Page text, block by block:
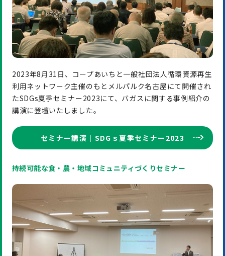
2023年8月31日、コープあいちと一般社団法人循環資源再生
利用ネットワーク主催のもとメルパルク名古屋にて開催され
たSDGs夏季セミナー2023にて、バガスに関する事例紹介の
講演に登壇いたしました。
セミナー講演｜SDGｓ夏季セミナー2023
持続可能な食・農・地域コミュニティづくりセミナー